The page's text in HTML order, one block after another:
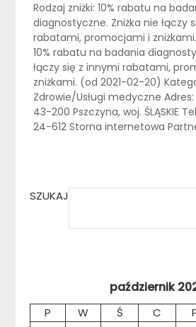
Rodzaj zniżki: 10% rabatu na
diagnostyczne. Zniżka nie łączy
rabatami, promocjami i
10% rabatu na badania
łączy się z innymi rabatami,
zniżkami. (od 2021-02-20)
Zdrowie/Usługi medyczne
43-200 Pszczyna, woj. ŚLĄSKIE
24-612 Storna internetowa
SZUKAJ
październik
P W Ś C